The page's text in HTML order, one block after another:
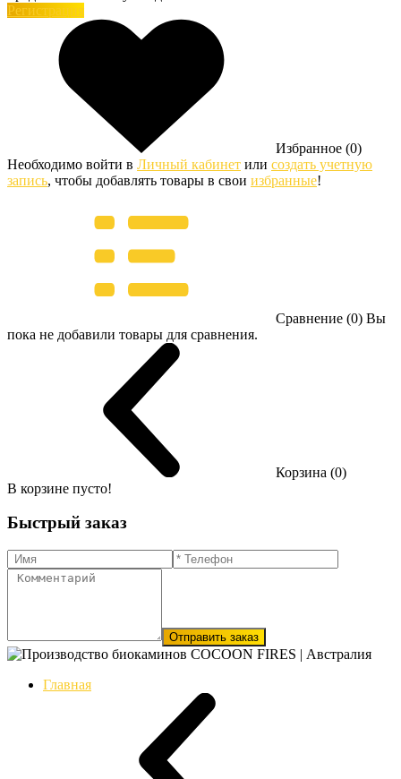
Регистрация
Избранное (0)
Необходимо войти в Личный кабинет или создать учетную
запись, чтобы добавлять товары в свои избранные!
Сравнение (0) Вы
пока не добавили товары для сравнения.
Корзина (0)
В корзине пусто!
Быстрый заказ
Отправить заказ
Главная